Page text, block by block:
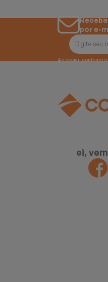
por e-
Ao enviar, confirmo
ei,